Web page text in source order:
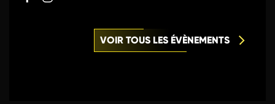
VOIR TOUS LES ÉVÈNEMENTS